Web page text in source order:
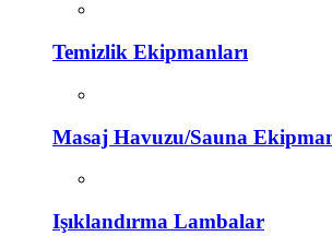
Temizlik Ekipmanları
Masaj Havuzu/Sauna
Işıklandırma Lambalar